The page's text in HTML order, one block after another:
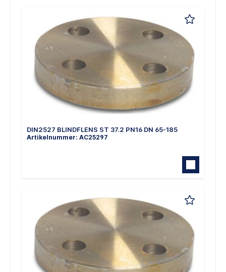
DIN2527 BLINDFLENS ST 37.2 PN16 DN 65-185
Artikelnummer: AC25297